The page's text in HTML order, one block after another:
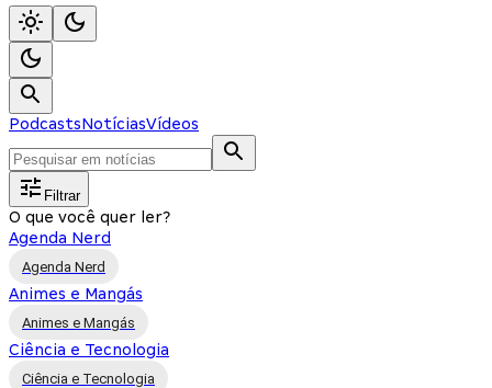
PodcastsNotíciasVídeos
Filtrar
O que você quer ler?
Agenda Nerd
Agenda Nerd
Animes e Mangás
Animes e Mangás
Ciência e Tecnologia
Ciência e Tecnologia